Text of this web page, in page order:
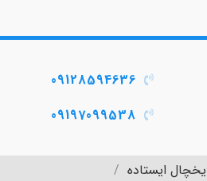
09128594636
09197099538
یخچال ایستاده